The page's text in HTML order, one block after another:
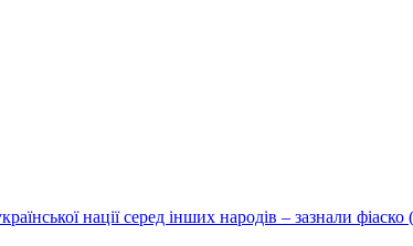
нації серед інших народів – зазнали фіаско